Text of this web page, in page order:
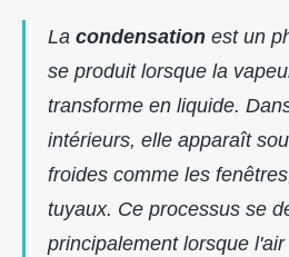
La condensation est un
se produit lorsque la
transforme en liquide.
intérieurs, elle apparaît
froides comme les
tuyaux. Ce processus se
principalement lorsque